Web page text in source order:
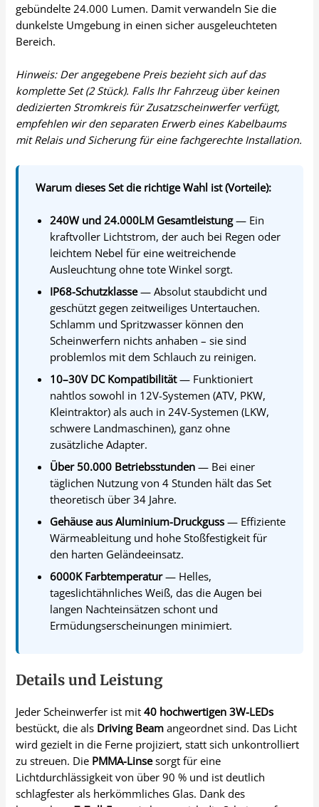
gebündelte 24.000 Lumen. Damit verwandeln Sie die
dunkelste Umgebung in einen sicher ausgeleuchteten
Bereich.
Hinweis: Der angegebene Preis bezieht sich auf das
komplette Set (2 Stück). Falls Ihr Fahrzeug über keinen
dedizierten Stromkreis für Zusatzscheinwerfer verfügt,
empfehlen wir den separaten Erwerb eines Kabelbaums
mit Relais und Sicherung für eine fachgerechte Installation.
Warum dieses Set die richtige Wahl ist (Vorteile):
240W und 24.000LM Gesamtleistung— Ein
kraftvoller Lichtstrom, der auch bei Regen oder
leichtem Nebel für eine weitreichende
Ausleuchtung ohne tote Winkel sorgt.
IP68-Schutzklasse— Absolut staubdicht und
geschützt gegen zeitweiliges Untertauchen.
Schlamm und Spritzwasser können den
Scheinwerfern nichts anhaben – sie sind
problemlos mit dem Schlauch zu reinigen.
10–30V DC Kompatibilität— Funktioniert
nahtlos sowohl in 12V-Systemen (ATV, PKW,
Kleintraktor) als auch in 24V-Systemen (LKW,
schwere Landmaschinen), ganz ohne
zusätzliche Adapter.
Über 50.000 Betriebsstunden — Bei einer
täglichen Nutzung von 4 Stunden hält das Set
theoretisch über 34 Jahre.
Gehäuse aus Aluminium-Druckguss — Effiziente
Wärmeableitung und hohe Stoßfestigkeit für
den harten Geländeeinsatz.
6000K Farbtemperatur— Helles,
tageslichtähnliches Weiß, das die Augen bei
langen Nachteinsätzen schont und
Ermüdungserscheinungen minimiert.
Details und Leistung
Jeder Scheinwerfer ist mit40 hochwertigen 3W-LEDs
bestückt, die als Driving Beam angeordnet sind. Das Licht
wird gezielt in die Ferne projiziert, statt sich unkontrolliert
zu streuen. Die PMMA-Linsesorgt für eine
Lichtdurchlässigkeit von über 90 % und ist deutlich
schlagfester als herkömmliches Glas. Dank des